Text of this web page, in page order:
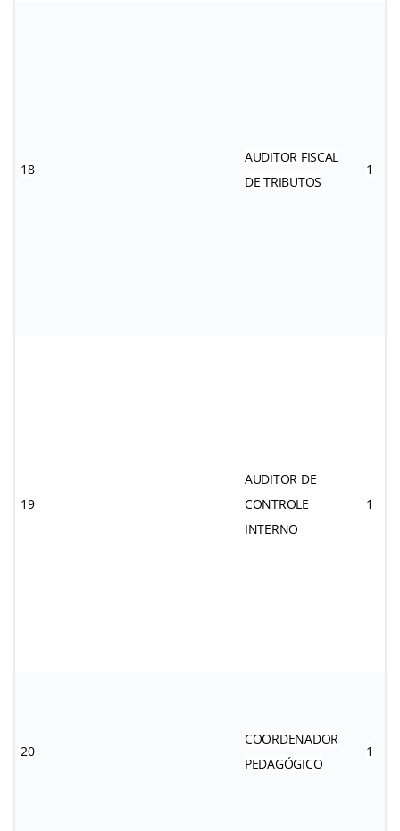
18
AUDITOR FISCAL
DE TRIBUTOS
1
19
AUDITOR DE
CONTROLE
INTERNO
1
20
COORDENADOR
PEDAGÓGICO
1